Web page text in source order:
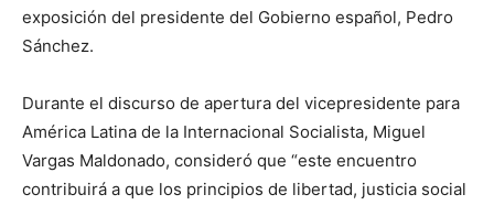
exposición del presidente del Gobierno español, Pedro
Sánchez.
Durante el discurso de apertura del vicepresidente para
América Latina de la Internacional Socialista, Miguel
Vargas Maldonado, consideró que “este encuentro
contribuirá a que los principios de libertad, justicia social